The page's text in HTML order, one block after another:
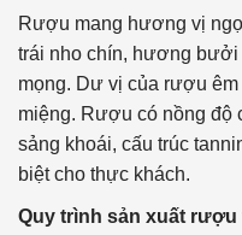
Rượu mang hương vị
trái nho chín, hương bưởi
mọng. Dư vị của rượu
miệng. Rượu có nồng độ
sảng khoái, cấu trúc
biệt cho thực khách.
Quy trình sản xuất